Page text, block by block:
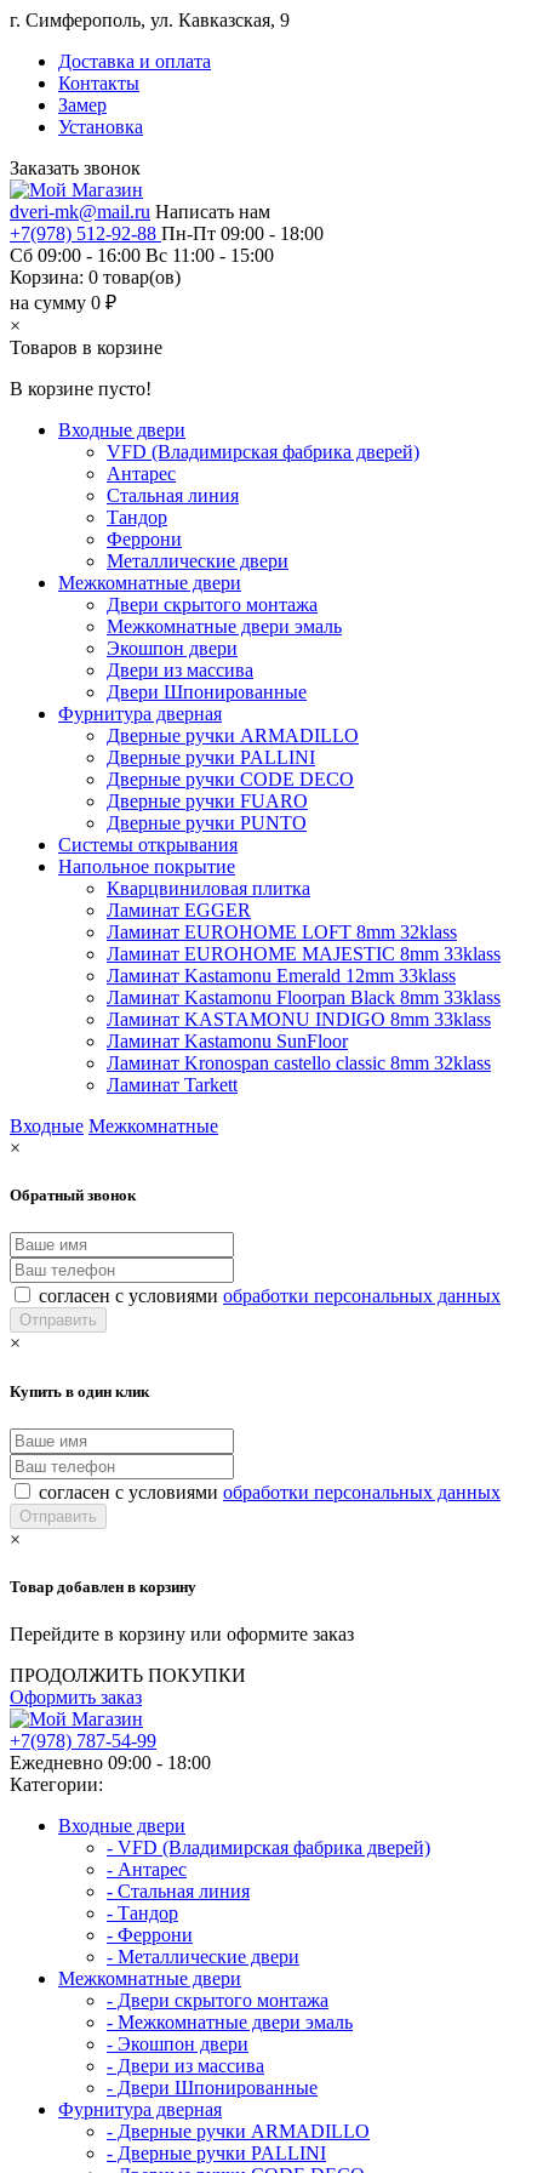
г. Симферополь, ул. Кавказская, 9
Доставка и оплата
Контакты
Замер
Установка
Заказать звонок
dveri-mk@mail.ru Написать нам
+7(978) 512-92-88 Пн-Пт 09:00 - 18:00
Сб 09:00 - 16:00 Вс 11:00 - 15:00
Корзина: 0 товар(ов)
на сумму 0 ₽
×
Товаров в корзине
В корзине пусто!
Входные двери
VFD (Владимирская фабрика дверей)
Антарес
Стальная линия
Тандор
Феррони
Металлические двери
Межкомнатные двери
Двери скрытого монтажа
Межкомнатные двери эмаль
Экошпон двери
Двери из массива
Двери Шпонированные
Фурнитура дверная
Дверные ручки ARMADILLO
Дверные ручки PALLINI
Дверные ручки CODE DECO
Дверные ручки FUARO
Дверные ручки PUNTO
Системы открывания
Напольное покрытие
Кварцвиниловая плитка
Ламинат EGGER
Ламинат EUROHOME LOFT 8mm 32klass
Ламинат EUROHOME MAJESTIC 8mm 33klass
Ламинат Kastamonu Emerald 12mm 33klass
Ламинат Kastamonu Floorpan Black 8mm 33klass
Ламинат KASTAMONU INDIGO 8mm 33klass
Ламинат Kastamonu SunFloor
Ламинат Kronospan castello classic 8mm 32klass
Ламинат Tarkett
Входные Межкомнатные
×
Обратный звонок
согласен с условиями обработки персональных данных
×
Купить в один клик
согласен с условиями обработки персональных данных
×
Товар добавлен в корзину
Перейдите в корзину или оформите заказ
ПРОДОЛЖИТЬ ПОКУПКИ
Оформить заказ
+7(978) 787-54-99
Ежедневно 09:00 - 18:00
Категории:
Входные двери
- VFD (Владимирская фабрика дверей)
- Антарес
- Стальная линия
- Тандор
- Феррони
- Металлические двери
Межкомнатные двери
- Двери скрытого монтажа
- Межкомнатные двери эмаль
- Экошпон двери
- Двери из массива
- Двери Шпонированные
Фурнитура дверная
- Дверные ручки ARMADILLO
- Дверные ручки PALLINI